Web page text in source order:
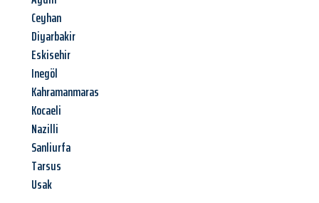
Ceyhan
Diyarbakir
Eskisehir
Inegöl
Kahramanmaras
Kocaeli
Nazilli
Sanliurfa
Tarsus
Usak